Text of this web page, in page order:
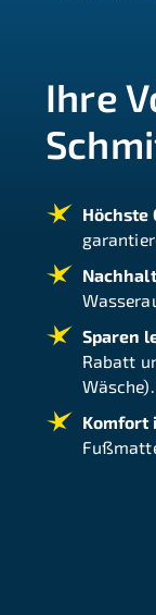
Ihre
Höchste
Sparen
Rabatt
Wäsche).
Komfort